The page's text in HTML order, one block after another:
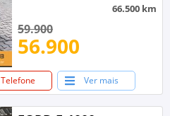
66.500 km
59.900
56.900
Telefone Ver mais